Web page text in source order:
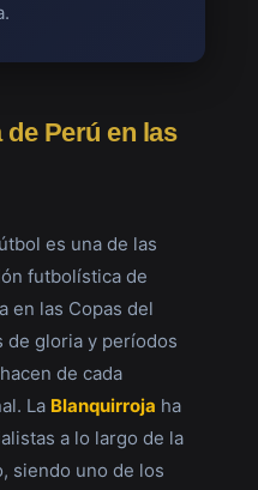
Perú en las
es una de las
futbolística de
en las Copas del
de gloria y períodos
de cada
La Blanquirroja ha
a lo largo de la
siendo uno de los